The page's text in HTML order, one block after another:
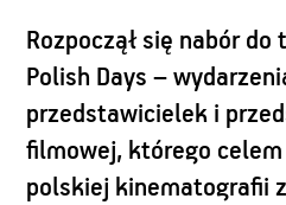
Rozpoczął się nabór
Polish Days –
przedstawicielek i
filmowej, którego
polskiej kinematografii